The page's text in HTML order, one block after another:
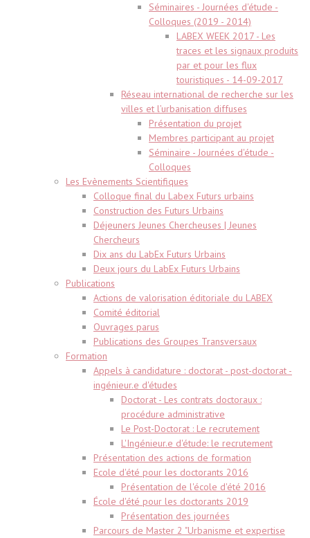
Séminaires - Journées d'étude -
Colloques (2019 - 2014)
LABEX WEEK 2017 - Les
traces et les signaux produits
par et pour les flux
touristiques - 14-09-2017
Réseau international de recherche sur les
villes et l’urbanisation diffuses
Présentation du projet
Membres participant au projet
Séminaire - Journées d'étude -
Colloques
Les Evènements Scientifiques
Colloque final du Labex Futurs urbains
Construction des Futurs Urbains
Déjeuners Jeunes Chercheuses | Jeunes
Chercheurs
Dix ans du LabEx Futurs Urbains
Deux jours du LabEx Futurs Urbains
Publications
Actions de valorisation éditoriale du LABEX
Comité éditorial
Ouvrages parus
Publications des Groupes Transversaux
Formation
Appels à candidature : doctorat - post-doctorat -
ingénieur.e d'études
Doctorat - Les contrats doctoraux :
procédure administrative
Le Post-Doctorat : Le recrutement
L'Ingénieur.e d'étude: le recrutement
Présentation des actions de formation
Ecole d'été pour les doctorants 2016
Présentation de l'école d'été 2016
École d'été pour les doctorants 2019
Présentation des journées
Parcours de Master 2 "Urbanisme et expertise